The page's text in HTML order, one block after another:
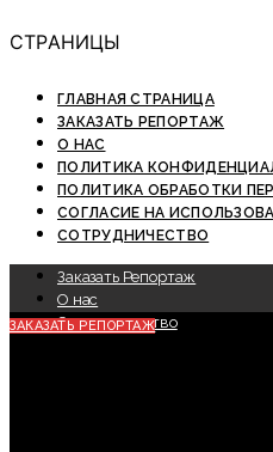
СТРАНИЦЫ
ГЛАВНАЯ СТРАНИЦА
ЗАКАЗАТЬ РЕПОРТАЖ
О НАС
ПОЛИТИКА
ПОЛИТИКА ОБРАБОТКИ
СОГЛАСИЕ НА
СОТРУДНИЧЕСТВО
Заказать Репортаж
О нас
Сотрудничество
ЗАКАЗАТЬ РЕПОРТАЖ